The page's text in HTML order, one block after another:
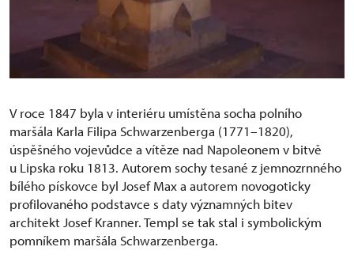
V roce 1847 byla v interiéru umístěna socha polního
maršála Karla Filipa Schwarzenberga (1771–1820),
úspěšného vojevůdce a vítěze nad Napoleonem v bitvě
u Lipska roku 1813. Autorem sochy tesané z jemnozrnného
bílého pískovce byl Josef Max a autorem novogoticky
profilovaného podstavce s daty významných bitev
architekt Josef Kranner. Templ se tak stal i symbolickým
pomníkem maršála Schwarzenberga.